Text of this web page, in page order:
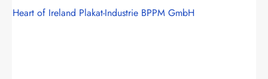
Heart of Ireland Plakat-Industrie BPPM GmbH